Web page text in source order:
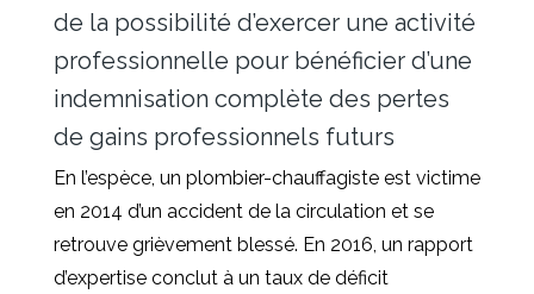
de la possibilité d’exercer une activité
professionnelle pour bénéficier d’une
indemnisation complète des pertes
de gains professionnels futurs
En l’espèce, un plombier-chauffagiste est victime
en 2014 d’un accident de la circulation et se
retrouve grièvement blessé. En 2016, un rapport
d’expertise conclut à un taux de déficit